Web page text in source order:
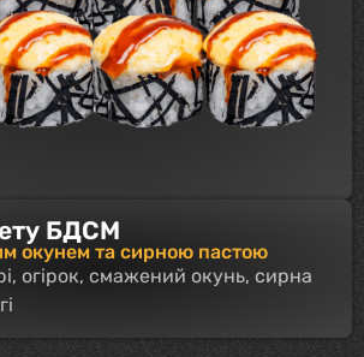
БДСМ
окунем та сирною пастою
огірок, смажений окунь, сирна